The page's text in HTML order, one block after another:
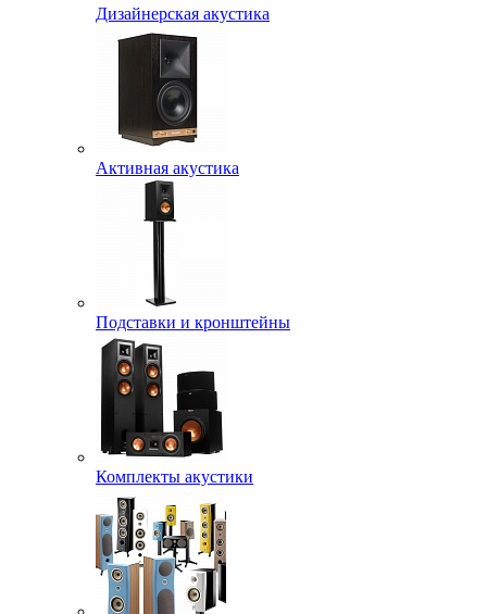
Дизайнерская акустика
Активная акустика
Подставки и кронштейны
Комплекты акустики